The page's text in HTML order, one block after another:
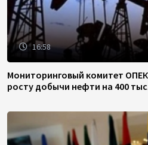
16:58
Мониторинговый комитет
росту добычи нефти на 400